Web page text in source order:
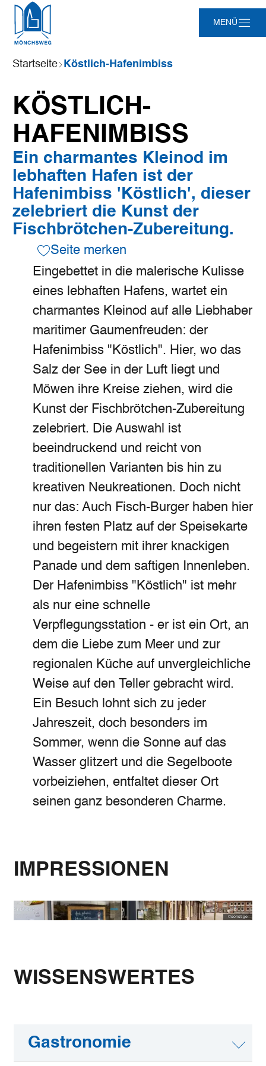
MENÜ
Sie
sind
Startseite Köstlich-Hafenimbiss
KÖSTLICH-
HAFENIMBISS
Ein charmantes Kleinod im
lebhaften Hafen ist der
Hafenimbiss 'Köstlich', dieser
zelebriert die Kunst der
Fischbrötchen-Zubereitung.
Seite merken
Eingebettet in die malerische Kulisse
eines lebhaften Hafens, wartet ein
charmantes Kleinod auf alle Liebhaber
maritimer Gaumenfreuden: der
Hafenimbiss "Köstlich". Hier, wo das
Salz der See in der Luft liegt und
Möwen ihre Kreise ziehen, wird die
Kunst der Fischbrötchen-Zubereitung
zelebriert. Die Auswahl ist
beeindruckend und reicht von
traditionellen Varianten bis hin zu
kreativen Neukreationen. Doch nicht
nur das: Auch Fisch-Burger haben hier
ihren festen Platz auf der Speisekarte
und begeistern mit ihrer knackigen
Panade und dem saftigen Innenleben.
Der Hafenimbiss "Köstlich" ist mehr
als nur eine schnelle
Verpflegungsstation - er ist ein Ort, an
dem die Liebe zum Meer und zur
regionalen Küche auf unvergleichliche
Weise auf den Teller gebracht wird.
Ein Besuch lohnt sich zu jeder
Jahreszeit, doch besonders im
Sommer, wenn die Sonne auf das
Wasser glitzert und die Segelboote
vorbeiziehen, entfaltet dieser Ort
seinen ganz besonderen Charme.
IMPRESSIONEN
©sonstige
WISSENSWERTES
Gastronomie